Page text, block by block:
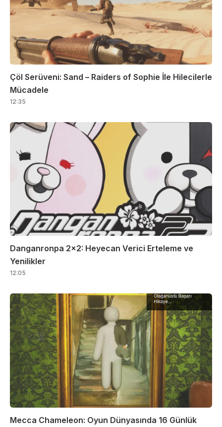
Çöl Serüveni: Sand – Raiders of Sophie İle Hilecilerle
Mücadele
12:35
Danganronpa 2×2: Heyecan Verici Erteleme ve
Yenilikler
12:05
Mecca Chameleon: Oyun Dünyasında 16 Günlük